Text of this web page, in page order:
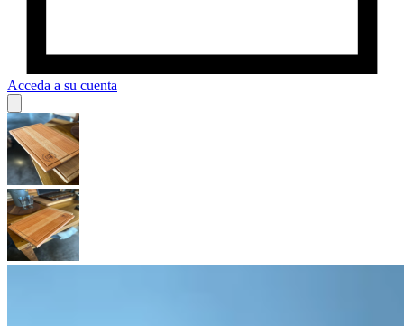
Acceda a su cuenta